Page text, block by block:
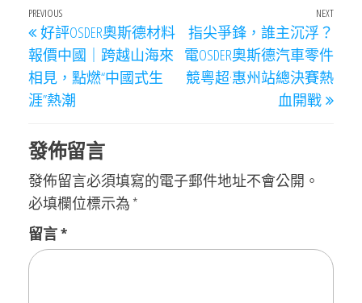
文
章
導
覽
Previous
Post
PREVIOUS
好評OSDER奧斯德材料
報價中國｜跨越山海來
相見，點燃“中國式生
涯”熱潮
Next
NEXT
指尖爭鋒，誰主沉浮？
電OSDER奧斯德汽車零件
競粵超·惠州站總決賽熱
血開戰
發佈留言
發佈留言必須填寫的電子郵件地址不會公開。
必填欄位標示為 *
留言*